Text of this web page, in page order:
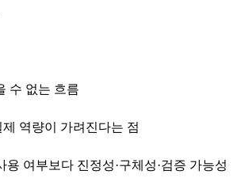
수 없는 흐름
역량이 가려진다는 점
여부보다 진정성·구체성·검증 가능성